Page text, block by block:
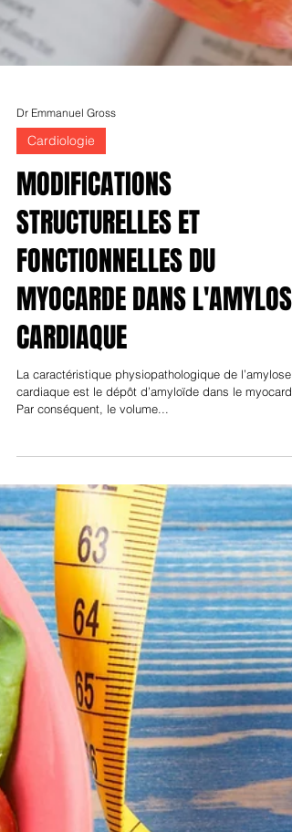
Cardiologie
MODIFICATIONS
STRUCTURELLES ET
FONCTIONNELLES DU
CARDIAQUE
La caractéristique physiopathologique de l’amylose
cardiaque est le dépôt d’amyloïde dans le
Par conséquent, le volume...